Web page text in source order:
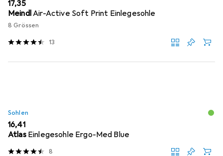
EUR
17,35
MeindlAir-Active Soft Print Einlegesohle
8 Grössen
13
Sohlen
EUR
16,41
Atlas Einlegesohle Ergo-Med Blue
8